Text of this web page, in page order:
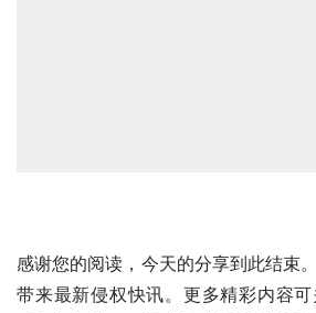
感谢您的阅读，今天的分享到此结束
带来最新侵权快讯。更多精彩内容